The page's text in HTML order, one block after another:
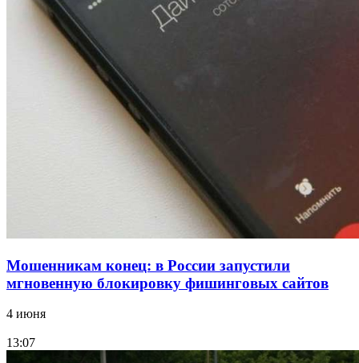
Сладкий праздник в Волгограде: в Центральном
парке прошёл фестиваль „Арбузный переполох“
Волгоградские компании нарастили экспорт:
заключены контракты на 3,6 млн долларов
Мошенникам конец: в России запустили
мгновенную блокировку фишинговых сайтов
4 июня
13:07